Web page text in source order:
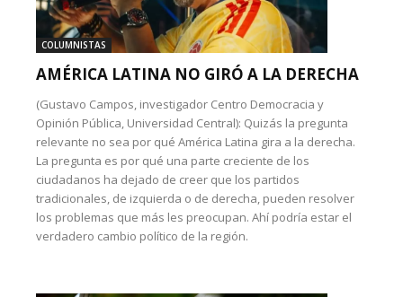
COLUMNISTAS
AMÉRICA LATINA NO GIRÓ A LA DERECHA
(Gustavo Campos, investigador Centro Democracia y
Opinión Pública, Universidad Central): Quizás la pregunta
relevante no sea por qué América Latina gira a la derecha.
La pregunta es por qué una parte creciente de los
ciudadanos ha dejado de creer que los partidos
tradicionales, de izquierda o de derecha, pueden resolver
los problemas que más les preocupan. Ahí podría estar el
verdadero cambio político de la región.